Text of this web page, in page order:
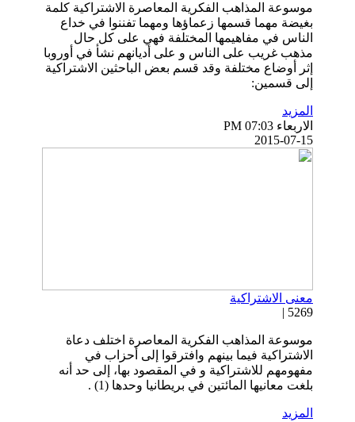
موسوعة المذاهب الفكرية المعاصرة الاشتراكية كلمة
بغيضة مهما قسمها زعماؤها ومهما تفننوا في خداع
الناس في مفاهيمها المختلفة فهي على كل حال
مذهب غريب على الناس و على أديانهم نشأ في أوروبا
إثر أوضاع مختلفة وقد قسم بعض الباحثين الاشتراكية
إلى قسمين:
المزيد
الاربعاء PM 07:03
2015-07-15
معنى الاشتراكية
5269 |
موسوعة المذاهب الفكرية المعاصرة اختلف دعاة
الاشتراكية فيما بينهم وافترقوا إلى أحزاب في
مفهومهم للاشتراكية و في المقصود بها، إلى حد أنه
بلغت معانيها المائتين في بريطانيا وحدها (1) .
المزيد